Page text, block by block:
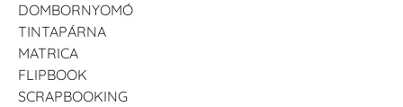
DOMBORNYOMÓ
TINTAPÁRNA
MATRICA
FLIPBOOK
SCRAPBOOKING